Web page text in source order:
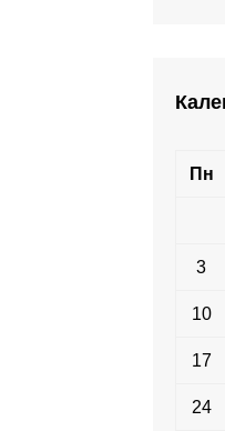
Пн
3
10
17
24